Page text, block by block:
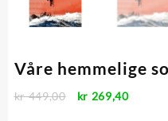
Våre hemmelige
kr449,00
Opprinnelig
kr 269,40